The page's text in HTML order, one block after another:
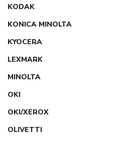
KODAK
KONICA MINOLTA
KYOCERA
LEXMARK
MINOLTA
OKI
OKI/XEROX
OLIVETTI